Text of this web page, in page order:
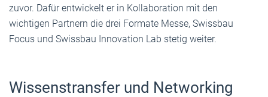
zuvor. Dafür entwickelt er in Kollaboration mit den
wichtigen Partnern die drei Formate Messe, Swissbau
Focus und Swissbau Innovation Lab stetig weiter.
Wissenstransfer und Networking